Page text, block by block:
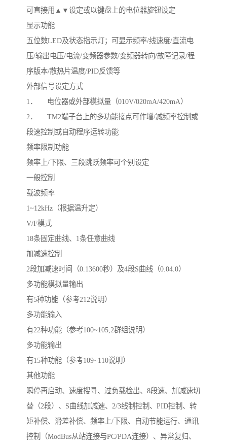
可直接用▲▼设定或以键盘上的电位器旋钮设定
显示功能
五位数LED及状态指示灯；可显示频率/线速度/直流电
压/输出电压/电流/变频器参数/变频器转向/故障记录/程
序版本/散热片温度/PID反馈等
外部信号设定方式
1． 电位器或外部模拟量（010V/020mA/420mA）
2． TM2端子台上的多功能接点可作增/减频率控制或
段速控制或自动程序运转功能
频率限制功能
频率上/下限、三段跳跃频率可个别设定
一般控制
载波频率
1~12kHz（根据温升定）
V/F模式
18条固定曲线、1条任意曲线
加减速控制
2段加减速时间（0.13600秒）及4段S曲线（0.04.0）
多功能模拟量输出
有5种功能（参考212说明）
多功能输入
有22种功能（参考100~105,2群组说明）
多功能输出
有15种功能（参考109~110说明）
其他功能
瞬停再启动、速度搜寻、过负载检出、8段速、加减速切
替（2段）、S曲线加减速、2/3线制控制、PID控制、转
矩补偿、滑差补偿、频率上/下限、自动节能运行、通讯
控制（ModBus从站连接与PC/PDA连接）、异常复归、